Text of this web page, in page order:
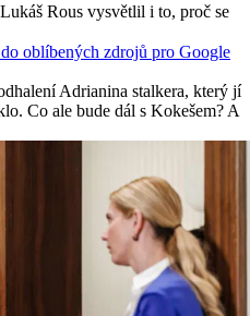
Rous vysvětlil i to, proč se
oblíbených zdrojů pro Google
Adrianina stalkera, který jí
Co ale bude dál s Kokešem? A